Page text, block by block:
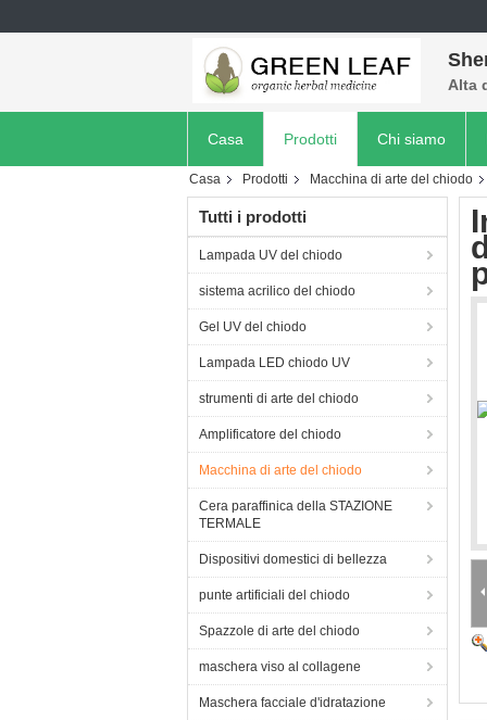
Alta
Casa Prodotti Chi siamo
Casa Prodotti Macchina di arte del chiodo
Tutti i prodotti
Lampada UV del chiodo
sistema acrilico del chiodo
Gel UV del chiodo
Lampada LED chiodo UV
strumenti di arte del chiodo
Amplificatore del chiodo
Macchina di arte del chiodo
Cera paraffinica della STAZIONE
TERMALE
Dispositivi domestici di bellezza
punte artificiali del chiodo
Spazzole di arte del chiodo
maschera viso al collagene
Maschera facciale d'idratazione